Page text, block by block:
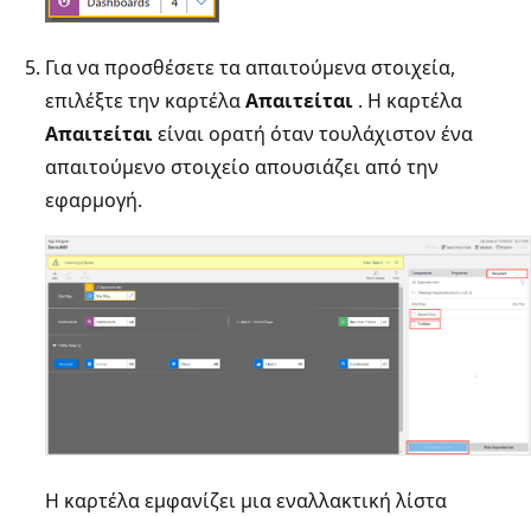
Για να προσθέσετε τα απαιτούμενα στοιχεία,
επιλέξτε την καρτέλαΑπαιτείται . Η καρτέλα
Απαιτείταιείναι ορατή όταν τουλάχιστον ένα
απαιτούμενο στοιχείο απουσιάζει από την
εφαρμογή.
Η καρτέλα εμφανίζει μια εναλλακτική λίστα